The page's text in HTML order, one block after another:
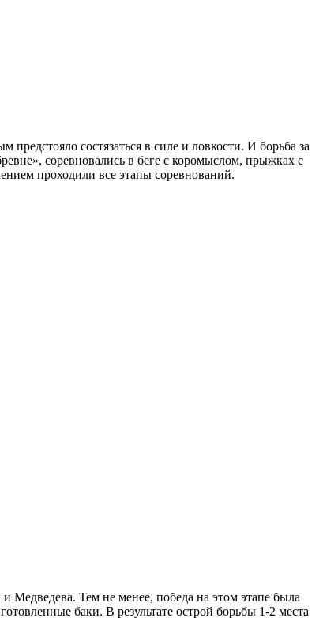
состязаться в силе и ловкости. И борьба за
соревновались в беге с коромыслом, прыжках с
проходили все этапы соревнований.
Медведева. Тем не менее, победа на этом этапе была
баки. В результате острой борьбы 1-2 места